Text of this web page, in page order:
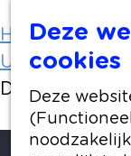
Deze
cookies
Deze
Home
Uit-
Uit-agenda
Daan van der